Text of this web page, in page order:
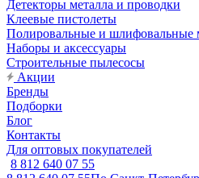
Детекторы металла и проводки
Клеевые пистолеты
Полировальные и шлифовальные
Наборы и аксессуары
Строительные пылесосы
Акции
Бренды
Подборки
Блог
Контакты
Для оптовых покупателей
8 812 640 07 55